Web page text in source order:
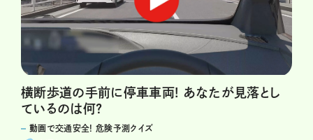
横断歩道の手前に停車車両! あなたが見落とし
ているのは何?
動画で交通安全! 危険予測クイズ